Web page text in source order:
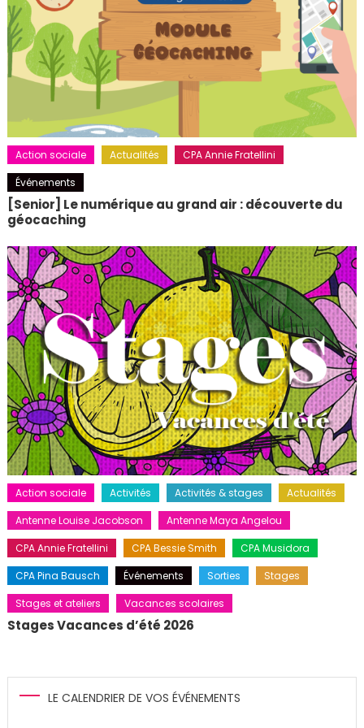
Action sociale Actualités
CPA Annie Fratellini
Événements
[Senior] Le numérique au grand air : découverte du
géocaching
Action sociale Activités Activités & stages
Actualités
Antenne Louise Jacobson
Antenne Maya Angelou
CPA Annie Fratellini
CPA Bessie Smith
CPA Musidora
CPA Pina Bausch
Événements Sorties
Stages
Stages et ateliers
Vacances scolaires
Stages Vacances d’été 2026
LE CALENDRIER DE VOS ÉVÉNEMENTS